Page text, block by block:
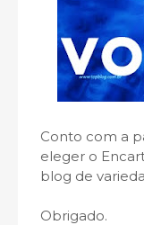
Conto com a
eleger o
blog de
Obrigado.